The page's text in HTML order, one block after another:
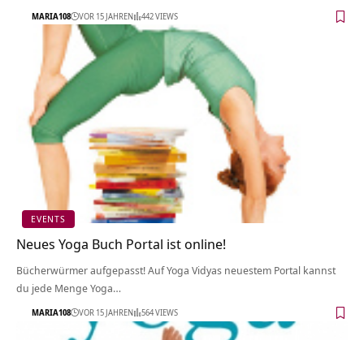
MARIA108 VOR 15 JAHREN 442 VIEWS
EVENTS
Neues Yoga Buch Portal ist online!
Bücherwürmer aufgepasst! Auf Yoga Vidyas neuestem Portal kannst
du jede Menge Yoga…
MARIA108 VOR 15 JAHREN 564 VIEWS